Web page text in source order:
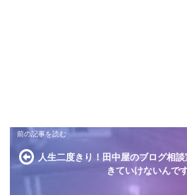
人生二度きり！田中屋のブログ相
きていけないんで